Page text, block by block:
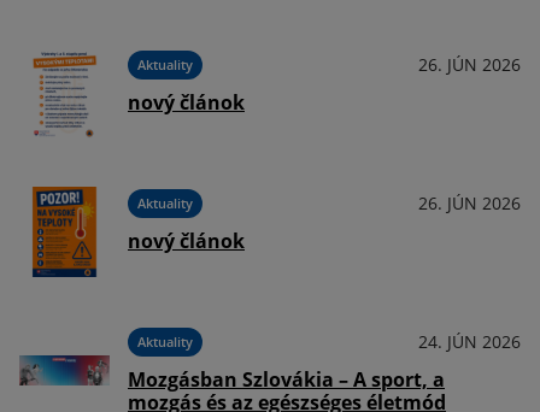
Aktuality 26. JÚN 2026
nový článok
Aktuality 26. JÚN 2026
nový článok
Aktuality 24. JÚN 2026
Mozgásban Szlovákia – A sport, a
mozgás és az egészséges életmód